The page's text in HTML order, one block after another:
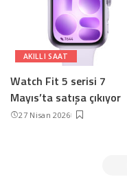
AKILLI SAAT
Watch Fit 5 serisi 7
Mayıs’ta satışa çıkıyor
27 Nisan 2026